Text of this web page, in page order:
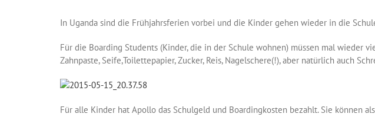
In Uganda sind die Frühjahrsferien vorbei und die Kinder gehen wieder in die
Für die Boarding Students (Kinder, die in der Schule wohnen) müssen mal
Zahnpaste, Seife,Toilettepapier, Zucker, Reis, Nagelschere(!), aber natürlich auch
Für alle Kinder hat Apollo das Schulgeld und Boardingkosten bezahlt. Sie können